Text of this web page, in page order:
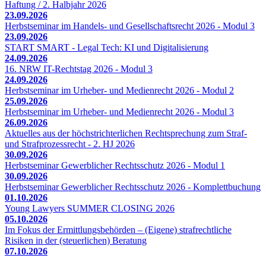
Haftung / 2. Halbjahr 2026
23.09.2026
Herbstseminar im Handels- und Gesellschaftsrecht 2026 - Modul 3
23.09.2026
START SMART - Legal Tech: KI und Digitalisierung
24.09.2026
16. NRW IT-Rechtstag 2026 - Modul 3
24.09.2026
Herbstseminar im Urheber- und Medienrecht 2026 - Modul 2
25.09.2026
Herbstseminar im Urheber- und Medienrecht 2026 - Modul 3
26.09.2026
Aktuelles aus der höchstrichterlichen Rechtsprechung zum Straf-
und Strafprozessrecht - 2. HJ 2026
30.09.2026
Herbstseminar Gewerblicher Rechtsschutz 2026 - Modul 1
30.09.2026
Herbstseminar Gewerblicher Rechtsschutz 2026 - Komplettbuchung
01.10.2026
Young Lawyers SUMMER CLOSING 2026
05.10.2026
Im Fokus der Ermittlungsbehörden – (Eigene) strafrechtliche
Risiken in der (steuerlichen) Beratung
07.10.2026